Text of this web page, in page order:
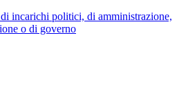
incarichi politici, di amministrazione,
o di governo